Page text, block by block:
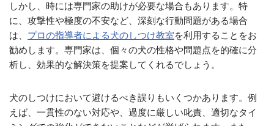
しかし、時には専門家の助けが必要な場合もあります。特
に、攻撃性や極度の不安など、深刻な行動問題がある場合
は、 プロの指導者による犬のしつけ教室を利用することをお
勧めします。専門家は、個々の犬の性格や問題点を的確に分
析し、効果的な解決策を提案してくれるでしょう。
犬のしつけにおいて避けるべき誤りもいくつかあります。例
えば、一貫性のない対応や、過度に厳しい叱責、適切なタイ